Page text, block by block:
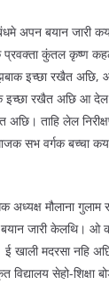
अपन बयान जारी
प्रवक्ता कुंतल कृष्ण
इच्छा रखैत अछि,
इच्छा रखैत अछि आ
अछि। ताहि लेल
सभ वर्गक बच्चा
मौलाना गुलाम
जारी केलथि। ओ
मदरसा नहि
सेहो-शिक्षा